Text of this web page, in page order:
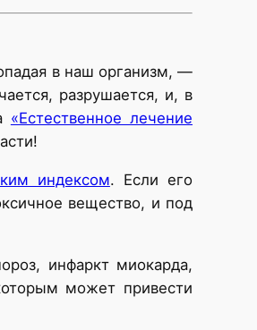
в наш организм, —
разрушается, и, в
«Естественное лечение
индексом. Если его
вещество, и под
инфаркт миокарда,
может привести